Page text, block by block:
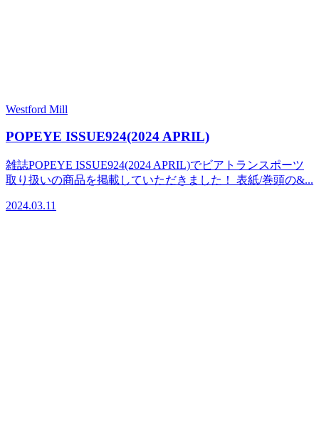
Westford Mill
POPEYE ISSUE924(2024 APRIL)
雑誌POPEYE ISSUE924(2024 APRIL)でビアトランスポーツ
取り扱いの商品を掲載していただきました！ 表紙/巻頭の&...
2024.03.11